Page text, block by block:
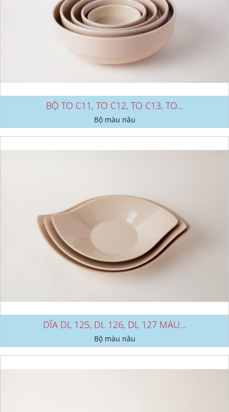
BỘ TO C11, TO C12, TO C13, TO...
Bộ màu nâu
DĨA DL 125, DL 126, DL 127 MÀU...
Bộ màu nâu